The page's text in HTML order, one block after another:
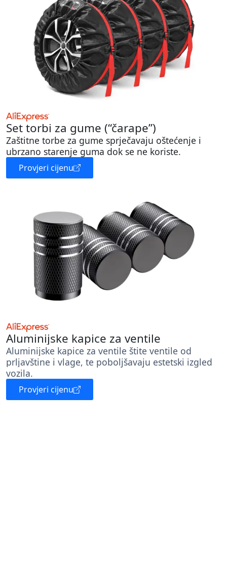
Set torbi za gume (“čarape”)
Zaštitne torbe za gume sprječavaju oštećenje i
ubrzano starenje guma dok se ne koriste.
Provjeri cijenu
Aluminijske kapice za ventile
Aluminijske kapice za ventile štite ventile od
prljavštine i vlage, te poboljšavaju estetski izgled
vozila.
Provjeri cijenu